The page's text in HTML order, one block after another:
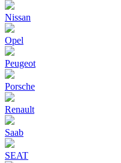
Nissan
Opel
Peugeot
Porsche
Renault
Saab
SEAT